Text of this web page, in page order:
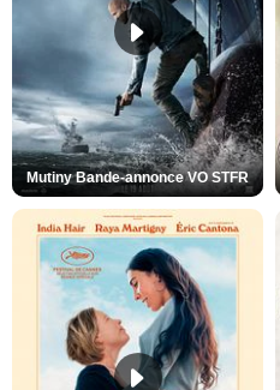
Mutiny Bande-annonce VO STFR